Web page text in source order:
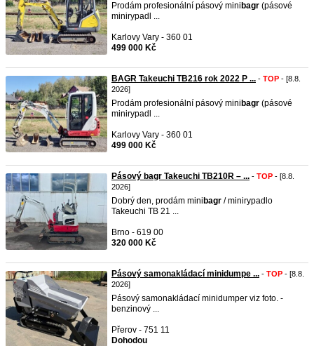
Prodám profesionální pásový mini bagr (pásové
minirypadl ...
Karlovy Vary - 360 01
499 000 Kč
BAGR Takeuchi TB216 rok 2022 P ... - TOP - [8.8.
2026]
Prodám profesionální pásový mini bagr (pásové
minirypadl ...
Karlovy Vary - 360 01
499 000 Kč
Pásový bagr Takeuchi TB210R – ... - TOP - [8.8.
2026]
Dobrý den, prodám mini bagr / minirypadlo
Takeuchi TB 21 ...
Brno - 619 00
320 000 Kč
Pásový samonakládací minidumpe ... - TOP - [8.8.
2026]
Pásový samonakládací minidumper viz foto. -
benzinový ...
Přerov - 751 11
Dohodou